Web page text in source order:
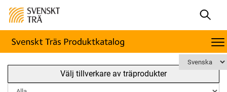
Välj tillverkare av träprodukter